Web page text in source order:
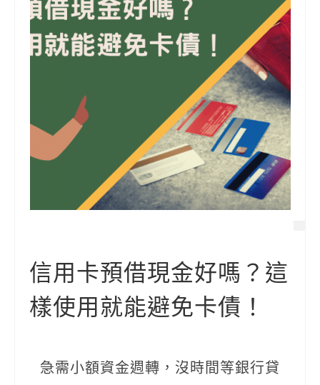
銀行貸款
其他貸款
時事解析
生活理財
房產Q&A
信用卡預借現金好嗎？這
樣使用就能避免卡債！
急需小額資金週轉，沒時間等銀行貸